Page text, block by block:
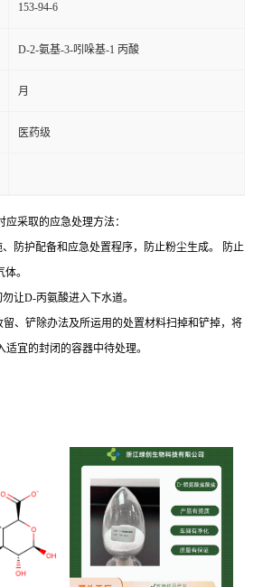
153-94-6
D-2-氨基-3-吲哚基-1 丙酸
月
医药级
采取的应急处理方法：
防护配备和应急处置程序，防止粉尘生成。 防止
。
让D-丙氨酸进入下水道。
留、铲除办法及所运用的处置材料扫掉和铲掉，将
宜的封闭的容器中待处理。